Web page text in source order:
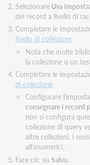
SelezionareUsa
dei record a livello di
Completare le
livello di collezione
Nota che molte
la collezione o un
Completare le
di collezione
Configurare
consegnare i record
non si configura
collezione di query
altre collezioni. I
alfanumerici.
Fare clic su Salva.